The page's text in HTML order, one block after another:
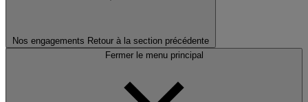
Nos engagements Retour à la section précédente
Fermer le menu principal